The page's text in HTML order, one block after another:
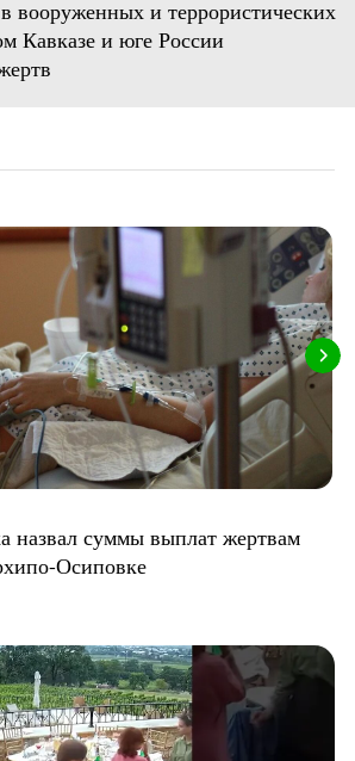
вооруженных и террористических
Кавказе и юге России
назвал суммы выплат жертвам
Осиповке